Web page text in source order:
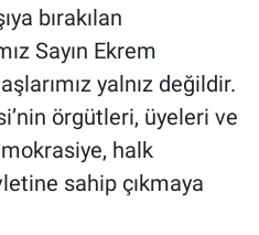
bırakılan
Sayın Ekrem
yalnız değildir.
örgütleri, üyeleri ve
halk
sahip çıkmaya